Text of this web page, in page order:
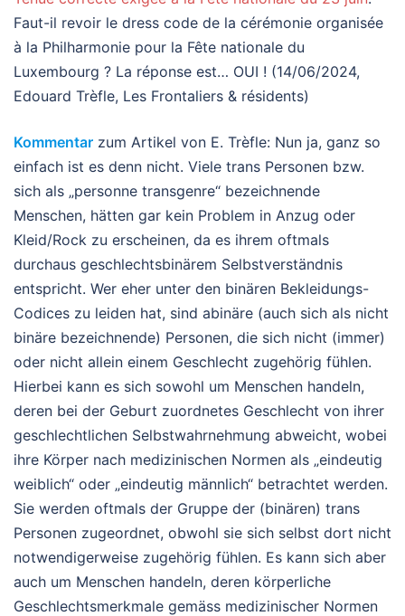
Faut-il revoir le dress code de la cérémonie organisée
à la Philharmonie pour la Fête nationale du
Luxembourg ? La réponse est… OUI ! (14/06/2024,
Edouard Trèfle, Les Frontaliers & résidents)
Kommentar zum Artikel von E. Trèfle: Nun ja, ganz so
einfach ist es denn nicht. Viele trans Personen bzw.
sich als „personne transgenre“ bezeichnende
Menschen, hätten gar kein Problem in Anzug oder
Kleid/Rock zu erscheinen, da es ihrem oftmals
durchaus geschlechtsbinärem Selbstverständnis
entspricht. Wer eher unter den binären Bekleidungs-
Codices zu leiden hat, sind abinäre (auch sich als nicht
binäre bezeichnende) Personen, die sich nicht (immer)
oder nicht allein einem Geschlecht zugehörig fühlen.
Hierbei kann es sich sowohl um Menschen handeln,
deren bei der Geburt zuordnetes Geschlecht von ihrer
geschlechtlichen Selbstwahrnehmung abweicht, wobei
ihre Körper nach medizinischen Normen als „eindeutig
weiblich“ oder „eindeutig männlich“ betrachtet werden.
Sie werden oftmals der Gruppe der (binären) trans
Personen zugeordnet, obwohl sie sich selbst dort nicht
notwendigerweise zugehörig fühlen. Es kann sich aber
auch um Menschen handeln, deren körperliche
Geschlechtsmerkmale gemäss medizinischer Normen